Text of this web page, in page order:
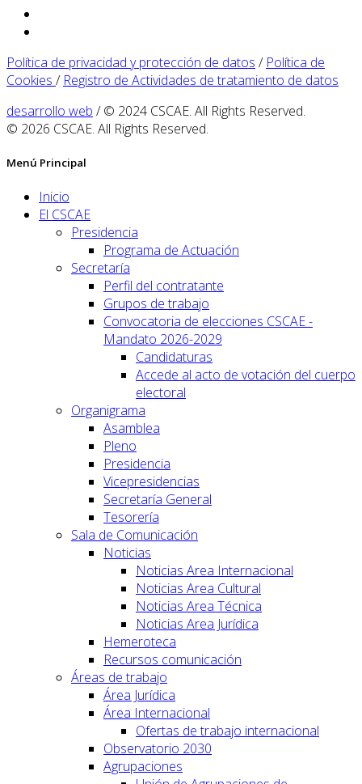
Política de privacidad y protección de datos / Política de
Cookies / Registro de Actividades de tratamiento de datos
desarrollo web / © 2024 CSCAE. All Rights Reserved.
© 2026 CSCAE. All Rights Reserved.
Menú Principal
Inicio
El CSCAE
Presidencia
Programa de Actuación
Secretaría
Perfil del contratante
Grupos de trabajo
Convocatoria de elecciones CSCAE -
Mandato 2026-2029
Candidaturas
Accede al acto de votación del cuerpo
electoral
Organigrama
Asamblea
Pleno
Presidencia
Vicepresidencias
Secretaría General
Tesorería
Sala de Comunicación
Noticias
Noticias Area Internacional
Noticias Area Cultural
Noticias Area Técnica
Noticias Area Jurídica
Hemeroteca
Recursos comunicación
Áreas de trabajo
Área Jurídica
Área Internacional
Ofertas de trabajo internacional
Observatorio 2030
Agrupaciones